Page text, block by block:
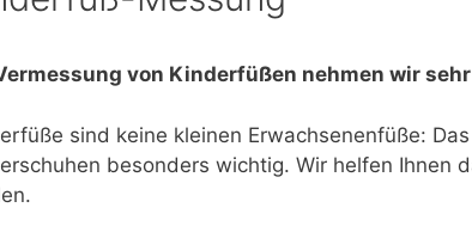
von Kinderfüßen nehmen wir
sind keine kleinen Erwachsenenfüße:
besonders wichtig. Wir helfen Ihnen